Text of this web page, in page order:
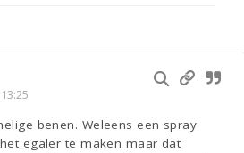
benen. Weleens een spray
egaler te maken maar dat